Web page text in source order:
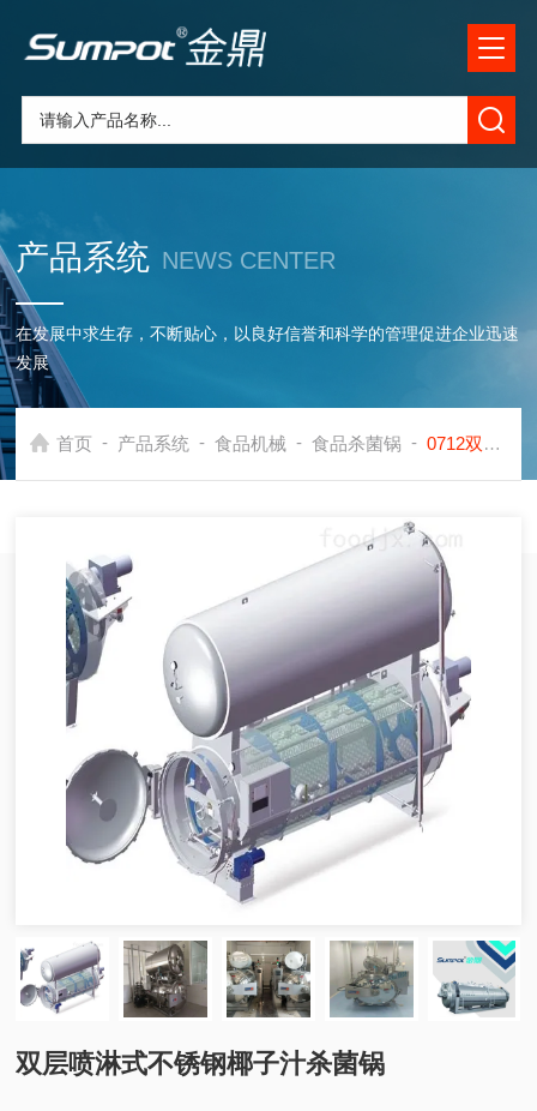
产品系统 NEWS CENTER
在发展中求生存，不断贴心，以良好信誉和科学的管理促进企业迅速
发展
首页 - 产品系统 - 食品机械 - 食品杀菌锅 - 0712双层喷淋式不锈钢椰子汁杀菌锅
双层喷淋式不锈钢椰子汁杀菌锅